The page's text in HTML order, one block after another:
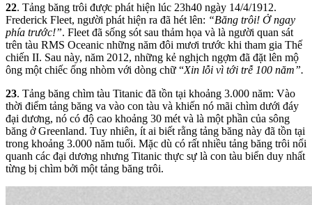
22. Tảng băng trôi được phát hiện lúc 23h40 ngày 14/4/1912.
Frederick Fleet, người phát hiện ra đã hét lên: “Băng trôi! Ở ngay
phía trước!”. Fleet đã sống sót sau thảm họa và là người quan sát
trên tàu RMS Oceanic những năm đôi mươi trước khi tham gia Thế
chiến II. Sau này, năm 2012, những kẻ nghịch ngợm đã đặt lên mộ
ông một chiếc ống nhòm với dòng chữ “Xin lỗi vì tới trễ 100 năm”.
23. Tảng băng chìm tàu Titanic đã tồn tại khoảng 3.000 năm: Vào
thời điểm tảng băng va vào con tàu và khiến nó mãi chìm dưới đáy
đại dương, nó có độ cao khoảng 30 mét và là một phần của sông
băng ở Greenland. Tuy nhiên, ít ai biết rằng tảng băng này đã tồn tại
trong khoảng 3.000 năm tuổi. Mặc dù có rất nhiều tảng băng trôi nổi
quanh các đại dương nhưng Titanic thực sự là con tàu biển duy nhất
từng bị chìm bởi một tảng băng trôi.